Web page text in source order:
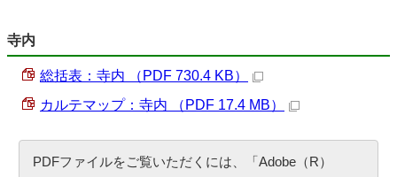
寺内
総括表：寺内 （PDF 730.4 KB）
カルテマップ：寺内 （PDF 17.4 MB）
PDFファイルをご覧いただくには、「Adobe（R）